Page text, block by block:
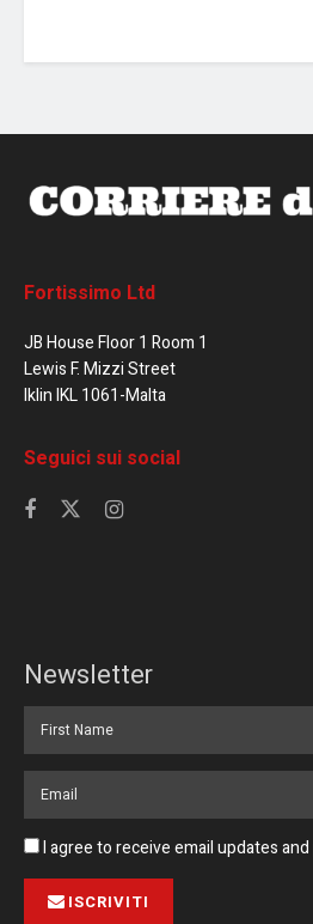
Fortissimo Ltd
JB House Floor 1 Room 1
Lewis F. Mizzi Street
Iklin IKL 1061-Malta
Seguici sui social
Newsletter
I agree to receive email updates
ISCRIVITI